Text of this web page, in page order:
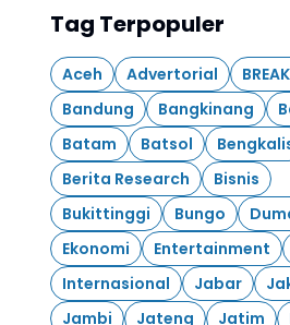
Tag Terpopuler
Aceh Advertorial
Bandung
Bangkinang
Batam
Batsol
Berita Research
Bisnis
Bukittinggi
Bungo
Ekonomi
Entertainment
Internasional
Jabar
Jambi
Jateng Jatim